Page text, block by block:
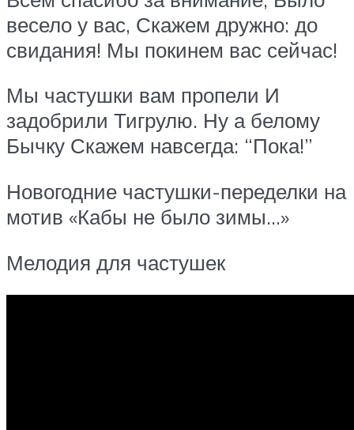
весело у вас, Скажем дружно: до
свидания! Мы покинем вас сейчас!
Мы частушки вам пропели И
задобрили Тигрулю. Ну а белому
Бычку Скажем навсегда: “Пока!”
Новогодние частушки-переделки на
мотив «Кабы не было зимы…»
Мелодия для частушек